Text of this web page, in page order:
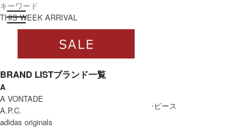
toggle navigation
ログイン
すべてWOMEN
WOMEN ALL ITEM
/ ワンピース
THIS WEEK ARRIVAL
BRAND LISTブランド一覧
A
A VONTADE
A.P.C.
adidas originals